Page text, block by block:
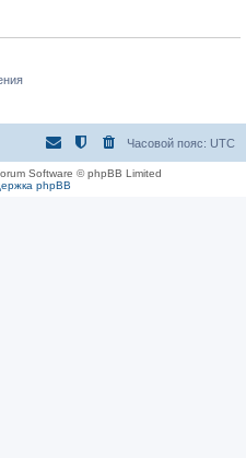
Часовой пояс: UTC
Software © phpBB Limited
phpBB